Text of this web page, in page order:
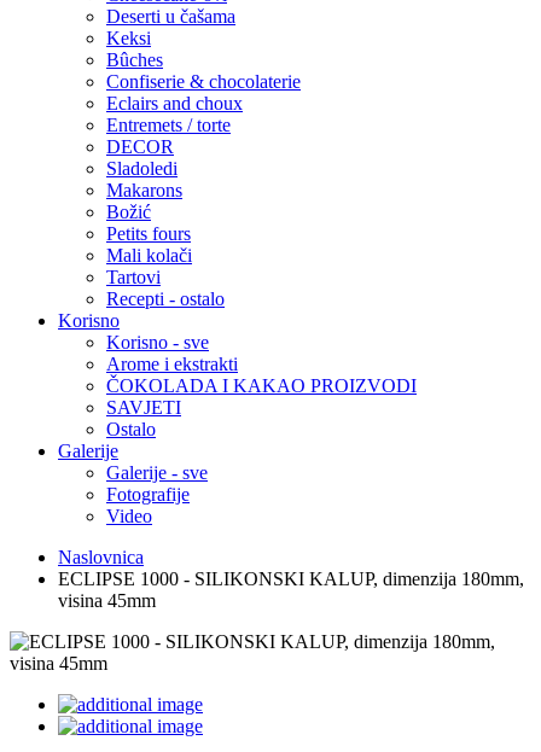
Deserti u čašama
Keksi
Bûches
Confiserie & chocolaterie
Eclairs and choux
Entremets / torte
DECOR
Sladoledi
Makarons
Božić
Petits fours
Mali kolači
Tartovi
Recepti - ostalo
Korisno
Korisno - sve
Arome i ekstrakti
ČOKOLADA I KAKAO PROIZVODI
SAVJETI
Ostalo
Galerije
Galerije - sve
Fotografije
Video
Naslovnica
ECLIPSE 1000 - SILIKONSKI KALUP, dimenzija 180mm,
visina 45mm